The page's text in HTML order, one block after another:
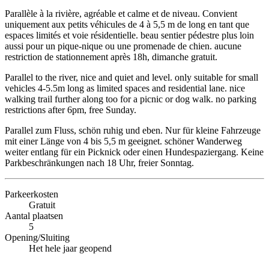
Parallèle à la rivière, agréable et calme et de niveau. Convient
uniquement aux petits véhicules de 4 à 5,5 m de long en tant que
espaces limités et voie résidentielle. beau sentier pédestre plus loin
aussi pour un pique-nique ou une promenade de chien. aucune
restriction de stationnement après 18h, dimanche gratuit.
Parallel to the river, nice and quiet and level. only suitable for small
vehicles 4-5.5m long as limited spaces and residential lane. nice
walking trail further along too for a picnic or dog walk. no parking
restrictions after 6pm, free Sunday.
Parallel zum Fluss, schön ruhig und eben. Nur für kleine Fahrzeuge
mit einer Länge von 4 bis 5,5 m geeignet. schöner Wanderweg
weiter entlang für ein Picknick oder einen Hundespaziergang. Keine
Parkbeschränkungen nach 18 Uhr, freier Sonntag.
Parkeerkosten
Gratuit
Aantal plaatsen
5
Opening/Sluiting
Het hele jaar geopend